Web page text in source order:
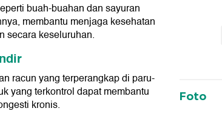
buah-buahan dan sayuran
membantu menjaga kesehatan
secara keseluruhan.
racun yang terperangkap di paru-
yang terkontrol dapat membantu
kronis.
Foto